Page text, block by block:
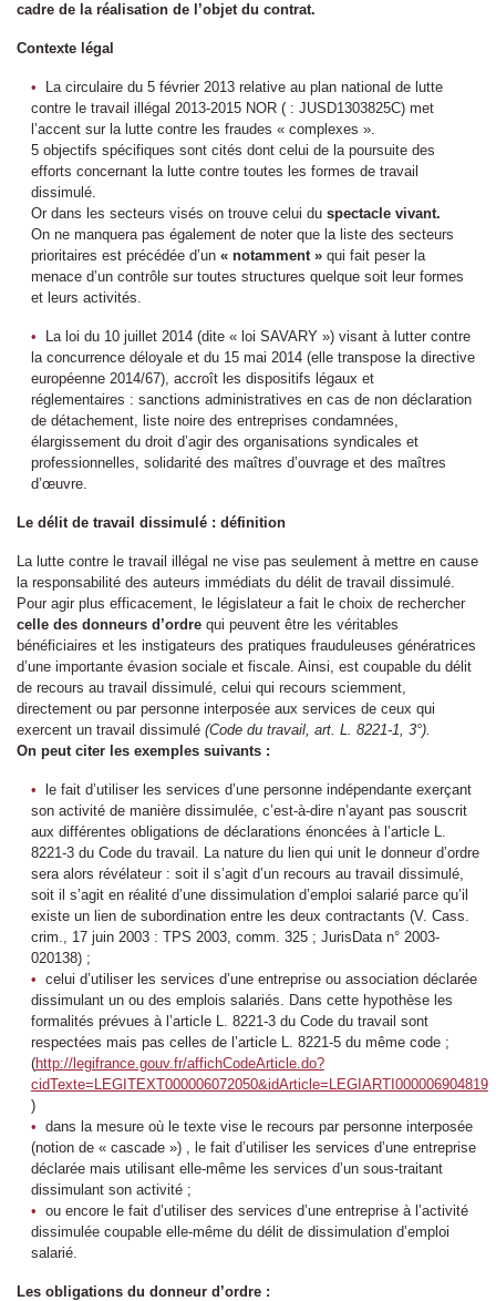
cadre de la réalisation de l’objet du contrat.
Contexte légal
La circulaire du 5 février 2013 relative au plan national de lutte
contre le travail illégal 2013-2015 NOR ( : JUSD1303825C) met
l’accent sur la lutte contre les fraudes « complexes ».
5 objectifs spécifiques sont cités dont celui de la poursuite des
efforts concernant la lutte contre toutes les formes de travail
dissimulé.
Or dans les secteurs visés on trouve celui du spectacle vivant.
On ne manquera pas également de noter que la liste des secteurs
prioritaires est précédée d’un « notamment »qui fait peser la
menace d’un contrôle sur toutes structures quelque soit leur formes
et leurs activités.
La loi du 10 juillet 2014 (dite « loi SAVARY ») visant à lutter contre
la concurrence déloyale et du 15 mai 2014 (elle transpose la directive
européenne 2014/67), accroît les dispositifs légaux et
réglementaires : sanctions administratives en cas de non déclaration
de détachement, liste noire des entreprises condamnées,
élargissement du droit d’agir des organisations syndicales et
professionnelles, solidarité des maîtres d’ouvrage et des maîtres
d’œuvre.
Le délit de travail dissimulé : définition
La lutte contre le travail illégal ne vise pas seulement à mettre en cause
la responsabilité des auteurs immédiats du délit de travail dissimulé.
Pour agir plus efficacement, le législateur a fait le choix de rechercher
celle des donneurs d’ordre qui peuvent être les véritables
bénéficiaires et les instigateurs des pratiques frauduleuses génératrices
d’une importante évasion sociale et fiscale. Ainsi, est coupable du délit
de recours au travail dissimulé, celui qui recours sciemment,
directement ou par personne interposée aux services de ceux qui
exercent un travail dissimulé (Code du travail, art. L. 8221-1, 3°).
On peut citer les exemples suivants :
le fait d’utiliser les services d’une personne indépendante exerçant
son activité de manière dissimulée, c’est-à-dire n’ayant pas souscrit
aux différentes obligations de déclarations énoncées à l’article L.
8221-3 du Code du travail. La nature du lien qui unit le donneur d’ordre
sera alors révélateur : soit il s’agit d’un recours au travail dissimulé,
soit il s’agit en réalité d’une dissimulation d’emploi salarié parce qu’il
existe un lien de subordination entre les deux contractants (V. Cass.
crim., 17 juin 2003 : TPS 2003, comm. 325 ; JurisData n° 2003-
020138) ;
celui d’utiliser les services d’une entreprise ou association déclarée
dissimulant un ou des emplois salariés. Dans cette hypothèse les
formalités prévues à l’article L. 8221-3 du Code du travail sont
respectées mais pas celles de l’article L. 8221-5 du même code ;
(http://legifrance.gouv.fr/affichCodeArticle.do?
cidTexte=LEGITEXT000006072050&idArticle=LEGIARTI000006904819
)
dans la mesure où le texte vise le recours par personne interposée
(notion de « cascade ») , le fait d’utiliser les services d’une entreprise
déclarée mais utilisant elle-même les services d’un sous-traitant
dissimulant son activité ;
ou encore le fait d’utiliser des services d’une entreprise à l’activité
dissimulée coupable elle-même du délit de dissimulation d’emploi
salarié.
Les obligations du donneur d’ordre :